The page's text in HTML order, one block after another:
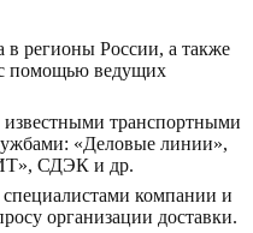
в регионы России, а также
помощью ведущих
транспортными
«Деловые линии»,
СДЭК и др.
специалистами компании и
организации доставки.